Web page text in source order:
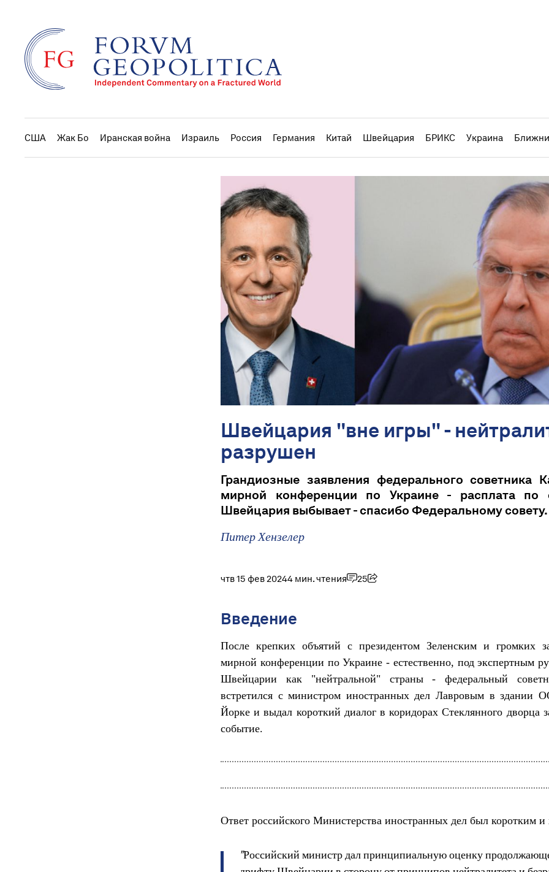
США Жак Бо Иранская война Израиль Россия Германия Китай Швейцария БРИКС Украина
Швейцария "вне игры" -
разрушен
Грандиозные заявления федерального советника
мирной конференции по Украине - расплата по
Швейцария выбывает - спасибо Федеральному совету.
Питер Хензелер
чтв 15 фев 20244 мин. чтения 25
Введение
После крепких объятий с президентом Зеленским и громких
мирной конференции по Украине - естественно, под экспертным
Швейцарии как "нейтральной" страны - федеральный
встретился с министром иностранных дел Лавровым в
Йорке и выдал короткий диалог в коридорах Стеклянного дворца
событие.
Ответ российского Министерства иностранных дел был коротким
"Российский министр дал принципиальную оценку